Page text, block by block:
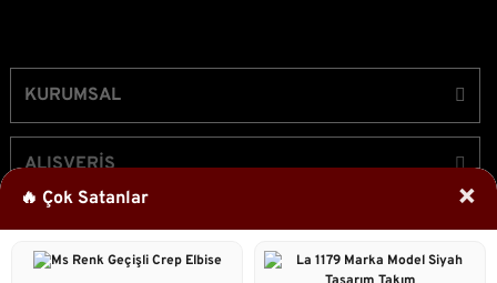
🔥 Çok Satanlar ×
KURUMSAL
ALIŞVERİŞ
ÜYELİK